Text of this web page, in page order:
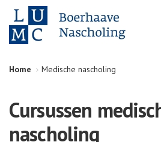
Home Medische nascholing
Cursussen
nascholing